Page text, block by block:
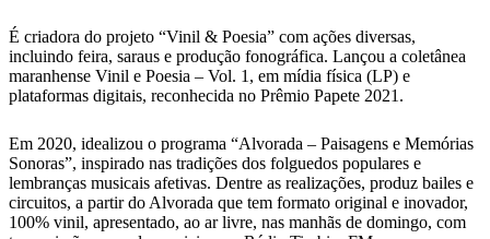
É criadora do projeto “Vinil & Poesia” com ações diversas,
incluindo feira, saraus e produção fonográfica. Lançou a coletânea
maranhense Vinil e Poesia – Vol. 1, em mídia física (LP) e
plataformas digitais, reconhecida no Prêmio Papete 2021.
Em 2020, idealizou o programa “Alvorada – Paisagens e Memórias
Sonoras”, inspirado nas tradições dos folguedos populares e
lembranças musicais afetivas. Dentre as realizações, produz bailes e
circuitos, a partir do Alvorada que tem formato original e inovador,
100% vinil, apresentado, ao ar livre, nas manhãs de domingo, com